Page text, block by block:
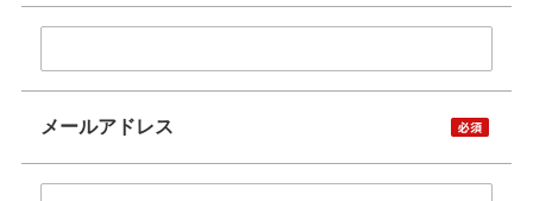
メールアドレス